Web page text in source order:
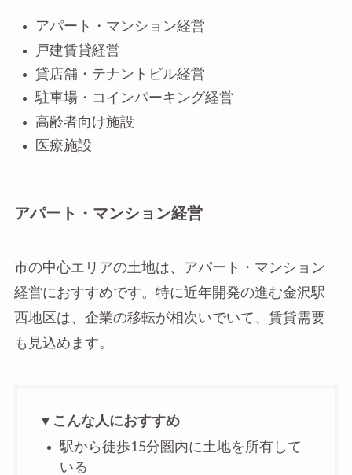
アパート・マンション経営
戸建賃貸経営
貸店舗・テナントビル経営
駐車場・コインパーキング経営
高齢者向け施設
医療施設
アパート・マンション経営
市の中心エリアの土地は、アパート・マンション
経営におすすめです。特に近年開発の進む金沢駅
西地区は、企業の移転が相次いでいて、賃貸需要
も見込めます。
▼こんな人におすすめ
駅から徒歩15分圏内に土地を所有して
いる